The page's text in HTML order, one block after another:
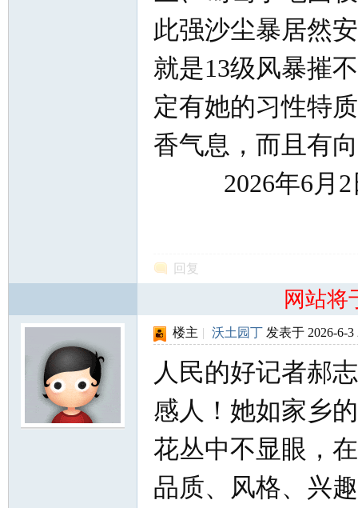
此强沙尘暴居然
就是13级风暴摧
定有她的习性特
香气息，而且有
2026年6月2
回复
网站将
楼主 | 沃土园丁 发表于 2026-6-3
人民的好记者郝
感人！她如家乡
花丛中不显眼，
品质、风格、兴